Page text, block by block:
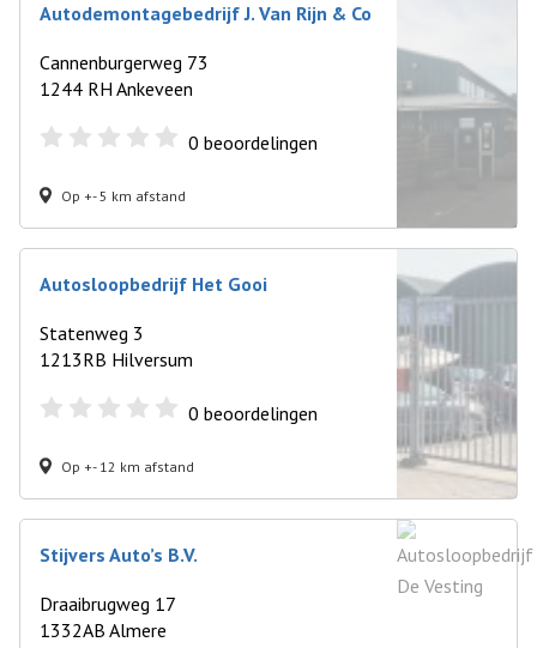
Autodemontagebedrijf J. Van Rijn & Co
Cannenburgerweg 73
1244 RH Ankeveen
0 beoordelingen
Op +- 5 km afstand
Autosloopbedrijf Het Gooi
Statenweg 3
1213RB Hilversum
0 beoordelingen
Op +- 12 km afstand
Stijvers Auto’s B.V.
Draaibrugweg 17
1332AB Almere